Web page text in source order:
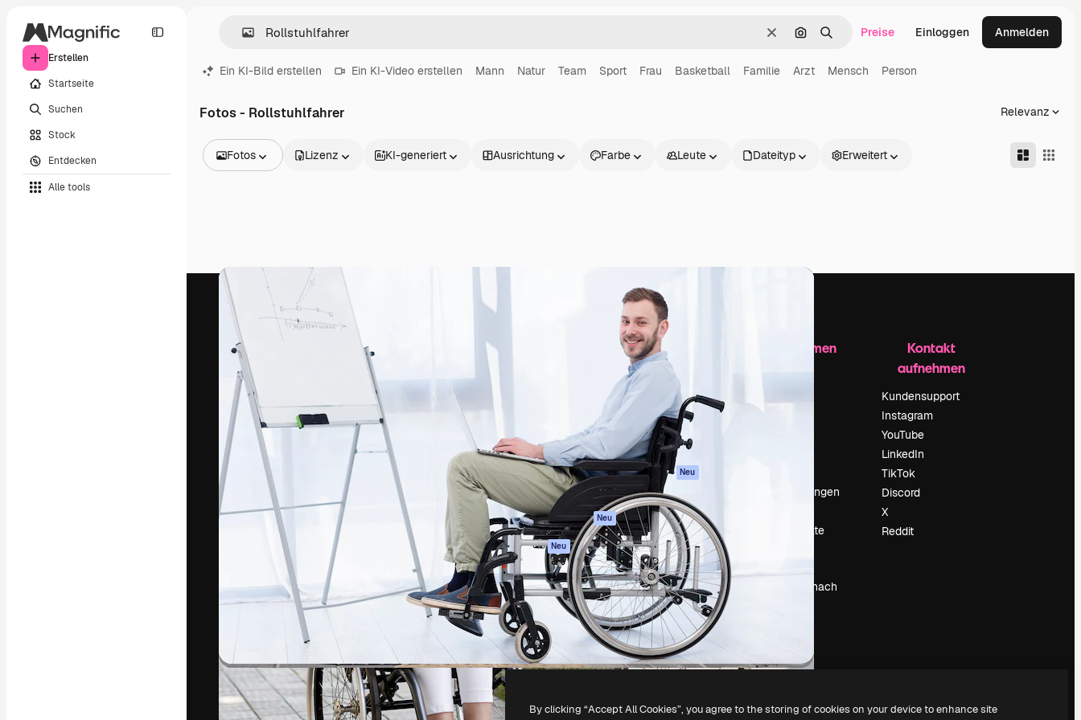
Erstellen
Startseite
Suchen
Stock
Entdecken
Alle tools
LöschenNach Bild suchen
SuchenPreise Einloggen Anmelden
Ein KI-Bild erstellen Ein KI-Video erstellen Mann Natur Team Sport Frau Basketball Familie Arzt Mensch Person
Fotos - Rollstuhlfahrer Relevanz
Fotos
Videos
Filmmaterial
Motion Graphics
Videovorlagen
3D-Modelle
Schriftarten
Lizenz KI-generiert Ausrichtung Farbe Leute Dateityp Erweitert
Die kreative Plattform, um deine beste
Arbeit zu verwirklichen. Mehr als 1 Million
Abonnenten unter Kreativen, Unternehmen,
Agenturen und Studios.
KI-Videogenerator
KI-
Stimmengenerator
Stock-Inhalte
MCP für
Claude/ChatGPT
Neu
Agenten Neu
API
Mobile App
Alle Magnific-Tools
Loslegen
Academy
Dokumentation
Support
AGB
Datenschutzerklärung
Originale Neu
Cookie-Richtlinie
Vertrauenszentrum
Partner
Unternehmen
Unternehmen
Veranstaltungen
Deine Inhalte
Suchst du nach
Kontakt
aufnehmen
Kundensupport
Instagram
YouTube
LinkedIn
TikTok
Discord
X
Reddit
Freepik Company S.L.U. Alle Rechte vorbehalten .
By clicking “Accept All Cookies”, you agree to the storing of cookies on your device to enhance site